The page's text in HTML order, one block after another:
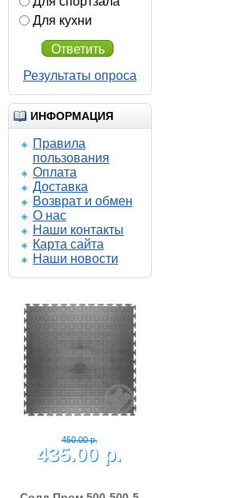
Для кухни
Ответить
Результаты опроса
ИНФОРМАЦИЯ
Правила
пользования
Оплата
Доставка
Возврат и обмен
О нас
Наши контакты
Карта сайта
Наши новости
580.00 р.
555.00 р.
Солд Зерно 500-500-7
напольное покрытие из
Напольные покрытия SOLD GRAIN
7-500-500
Купить Подробнее